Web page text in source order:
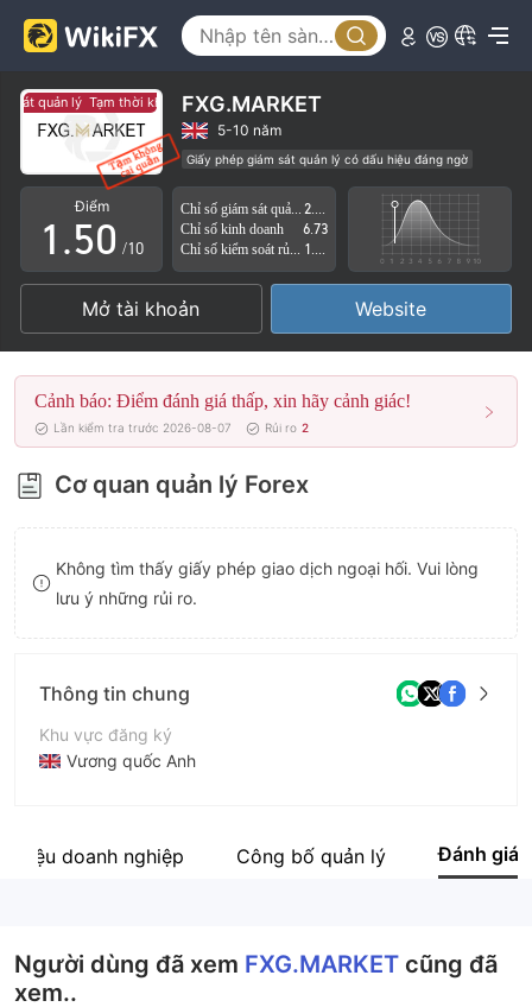
sát quản lý Tạm thời không có giám sát quản lý
FXG.MARKET
5-10 năm
Giấy phép giám sát quản lý có dấu hiệu đáng ngờ
Lĩnh vực nghiệp vụ đáng ngờ
Nguy cơ rủi ro cao
Điểm
0
1
2
3
4
5
6
7
8
9
.
1
2
3
4
5
6
7
8
9
0
1
2
3
4
5
6
7
8
/10
Chỉ số kinh doanh
6.73
Mở tài khoản Website
Cảnh báo: Điểm đánh giá thấp, xin hãy cảnh giác!
Lần kiểm tra trước 2026-08-07 Rủi ro 2
Cơ quan quản lý Forex
Không tìm thấy giấy phép giao dịch ngoại hối. Vui lòng
lưu ý những rủi ro.
Thông tin chung
Khu vực đăng ký
Vương quốc Anh
Tên công ty
thiệu doanh nghiệp Công bố quản lý Đánh giá
Người dùng đã xem FXG.MARKET cũng đã
xem..